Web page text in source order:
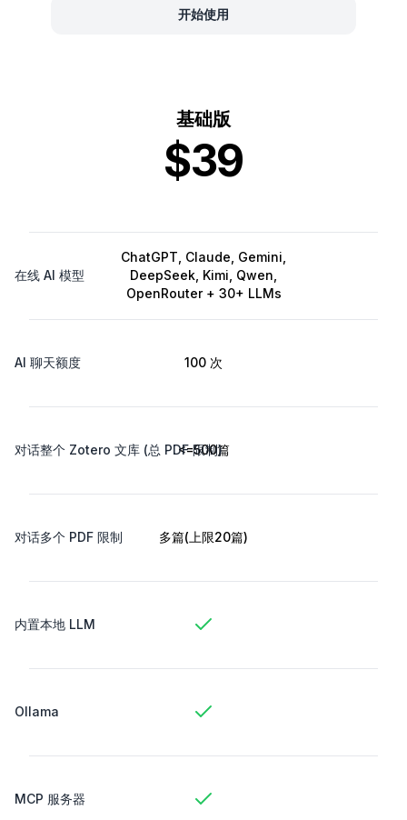
开始使用
基础版
$39
在线 AI 模型
ChatGPT, Claude, Gemini,
DeepSeek, Kimi, Qwen,
OpenRouter + 30+ LLMs
AI 聊天额度 100 次
对话整个 Zotero 文库 (总 PDF 限制)
<=500篇
对话多个 PDF 限制 多篇(上限20篇)
内置本地 LLM
Ollama
MCP 服务器